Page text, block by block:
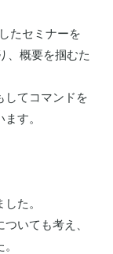
たセミナーを
、概要を掴むた
してコマンドを
す。
た。
いても考え、